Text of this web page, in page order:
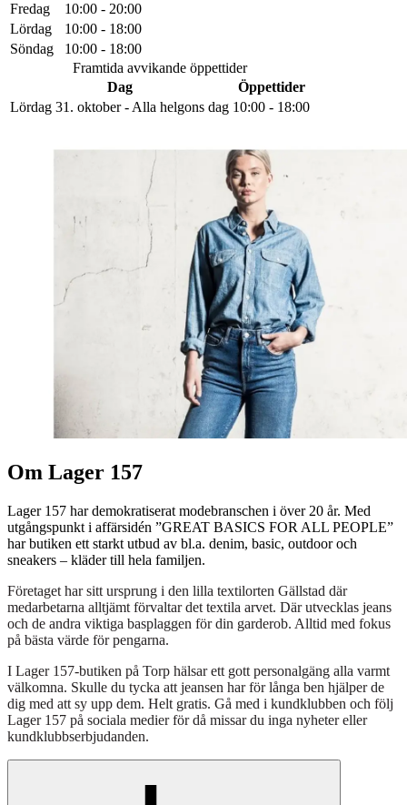
Fredag
10:00 - 20:00
Lördag
10:00 - 18:00
Söndag
10:00 - 18:00
Framtida avvikande öppettider
Dag
Öppettider
Lördag 31. oktober - Alla helgons dag 10:00 - 18:00
Om Lager 157
Lager 157 har demokratiserat modebranschen i över 20 år. Med
utgångspunkt i affärsidén ”GREAT BASICS FOR ALL PEOPLE”
har butiken ett starkt utbud av bl.a. denim, basic, outdoor och
sneakers – kläder till hela familjen.
Företaget har sitt ursprung i den lilla textilorten Gällstad där
medarbetarna alltjämt förvaltar det textila arvet. Där utvecklas jeans
och de andra viktiga basplaggen för din garderob. Alltid med fokus
på bästa värde för pengarna.
I Lager 157-butiken på Torp hälsar ett gott personalgäng alla varmt
välkomna. Skulle du tycka att jeansen har för långa ben hjälper de
dig med att sy upp dem. Helt gratis. Gå med i kundklubben och följ
Lager 157 på sociala medier för då missar du inga nyheter eller
kundklubbserbjudanden.